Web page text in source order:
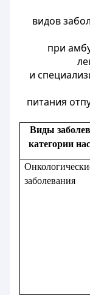
видов
при
и
питания
Виды
категории
заболевания